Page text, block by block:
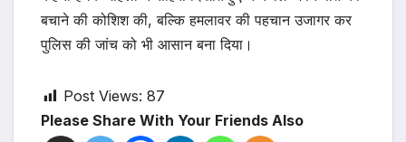
बचाने की कोशिश की, बल्कि हमलावर की पहचान उजागर कर
पुलिस की जांच को भी आसान बना दिया।
Post Views: 87
Please Share With Your Friends Also